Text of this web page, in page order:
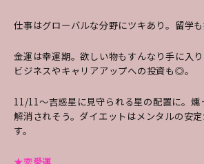
仕事はグローバルな分野にツキあり。留学も
金運は幸運期。欲しい物もすんなり手に入
ビジネスやキャリアアップへの投資も◎。
11/11～吉惑星に見守られる星の配置に。燻
解消されそう。ダイエットはメンタルの安
す。